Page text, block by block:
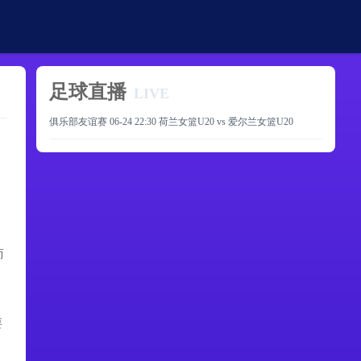
足球直播 LIVE
俱乐部友谊赛 06-24 22:30 荷兰女篮U20 vs 爱尔兰女篮U20